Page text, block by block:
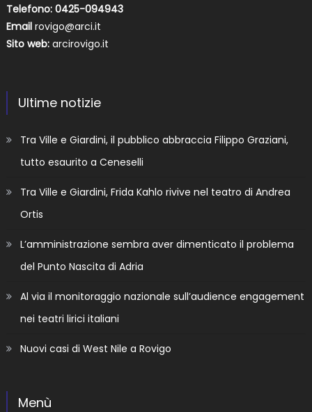
Telefono: 0425-094943
Email rovigo@arci.it
Sito web: arcirovigo.it
Ultime notizie
Tra Ville e Giardini, il pubblico abbraccia Filippo Graziani,
tutto esaurito a Ceneselli
Tra Ville e Giardini, Frida Kahlo rivive nel teatro di Andrea
Ortis
L’amministrazione sembra aver dimenticato il problema
del Punto Nascita di Adria
Al via il monitoraggio nazionale sull’audience engagement
nei teatri lirici italiani
Nuovi casi di West Nile a Rovigo
Menù